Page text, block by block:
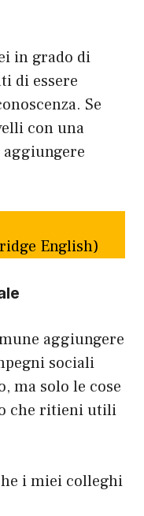
in grado di
di essere
Se
con una
English)
aggiungere
sociali
ma solo le cose
che ritieni utili
i miei colleghi